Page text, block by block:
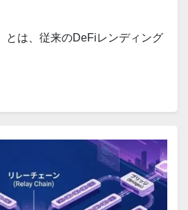
とは、従来のDeFiレンディング